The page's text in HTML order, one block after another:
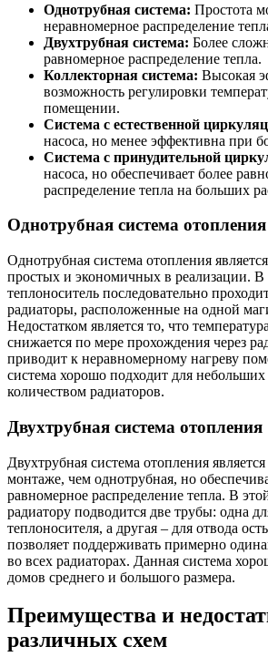
Однотрубная система: Простота
неравномерное распределение
Двухтрубная система: Более
равномерное распределение тепла.
Коллекторная система: Высокая
возможность регулировки
помещении.
Система с естественной
насоса, но менее эффективна при
Система с принудительной
насоса, но обеспечивает более
распределение тепла на больших
Однотрубная система отопления
Однотрубная система отопления
простых и экономичных в реализации. В
теплоноситель последовательно
радиаторы, расположенные на одной
Недостатком является то, что
снижается по мере прохождения через
приводит к неравномерному нагреву
система хорошо подходит для
количеством радиаторов.
Двухтрубная система отопления
Двухтрубная система отопления
монтаже, чем однотрубная, но
равномерное распределение тепла. В
радиатору подводится две трубы: одна
теплоносителя, а другая – для отвода
позволяет поддерживать примерно
во всех радиаторах. Данная система
домов среднего и большого размера.
Преимущества и
различных схем